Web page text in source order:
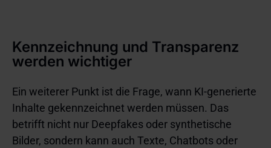
Kennzeichnung und Transparenz
werden wichtiger
Ein weiterer Punkt ist die Frage, wann KI-generierte
Inhalte gekennzeichnet werden müssen. Das
betrifft nicht nur Deepfakes oder synthetische
Bilder, sondern kann auch Texte, Chatbots oder